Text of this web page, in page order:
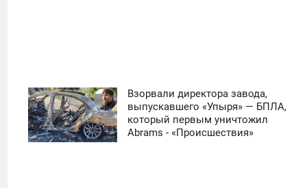
Взорвали директора завода,
выпускавшего «Упыря» — БПЛА,
который первым уничтожил
Abrams - «Происшествия»